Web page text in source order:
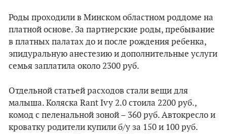
Роды проходили в Минском областном роддоме на
платной основе. За партнерские роды, пребывание
в платных палатах до и после рождения ребенка,
эпидуральную анестезию и дополнительные услуги
семья заплатила около 2300 руб.
Отдельной статьей расходов стали вещи для
малыша. Коляска Rant Ivy 2.0 стоила 2200 руб.,
комод с пеленальной зоной – 360 руб. Автокресло и
кроватку родители купили б/у за 150 и 100 руб.